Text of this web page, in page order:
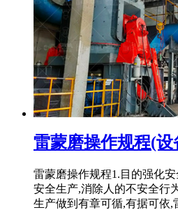
雷蒙磨操作规程(设
雷蒙磨操作规程1.目的强化
安全生产,消除人的不安全行
生产做到有章可循,有据可依,